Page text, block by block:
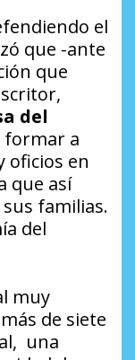
el
que -ante
que
del
formar a
oficios en
que así
familias.
del
muy
de siete
una